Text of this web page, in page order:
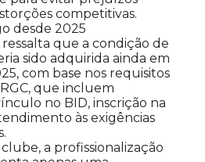
competitivas.
desde 2025
que a condição de
sido adquirida ainda em
com base nos requisitos
que incluem
no BID, inscrição na
às exigências
a profissionalização